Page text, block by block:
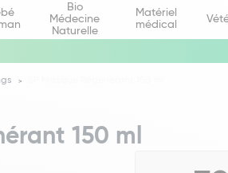
Bio
Médecine
Naturelle
Matériel
médical
150 ml